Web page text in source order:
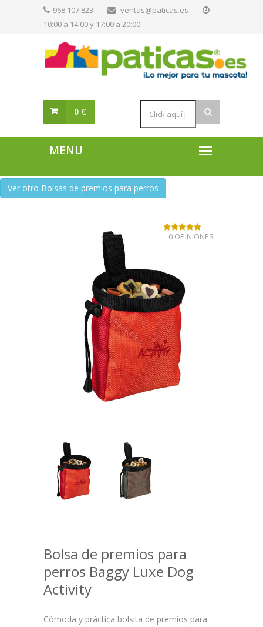
968 107 823
ventas@paticas.es
10:00 a 14:00 y 17:00 a 20:00
0 €
Ver otro Bolsas de premios para perros
Bolsa de premios para
perros Baggy Luxe Dog
Activity
0 OPINIONES
Cómoda y práctica bolsita de premios para